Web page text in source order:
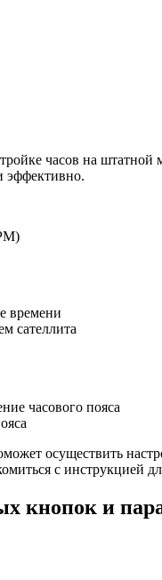
часов на штатной
эффективно.
времени
сателлита
часового пояса
осуществить
с
кнопок и